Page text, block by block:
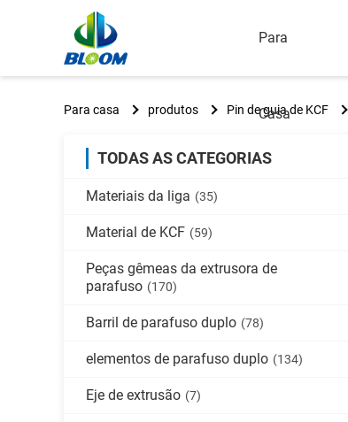
Para
Casa
Para casa produtos Pin de guia de KCF
TODAS AS CATEGORIAS
Materiais da liga (35)
Material de KCF (59)
Peças gêmeas da extrusora de
parafuso (170)
Barril de parafuso duplo (78)
elementos de parafuso duplo (134)
Eje de extrusão (7)